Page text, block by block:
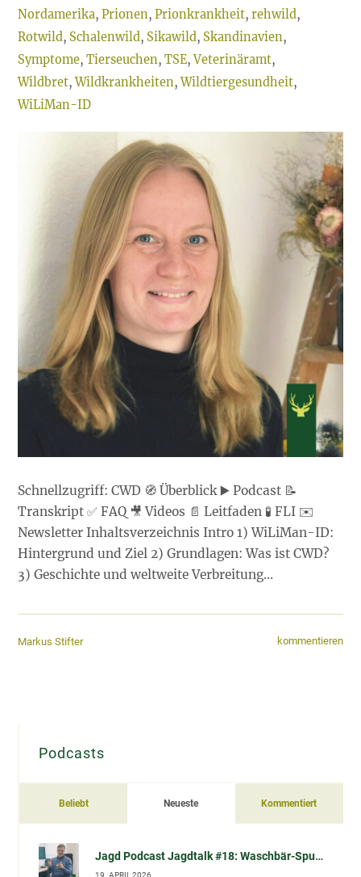
Nordamerika,Prionen,Prionkrankheit,rehwild,
Rotwild, Schalenwild, Sikawild, Skandinavien,
Symptome,Tierseuchen,TSE,Veterinäramt,
Wildbret,Wildkrankheiten,Wildtiergesundheit,
WiLiMan-ID
Schnellzugriff: CWD 🧭 Überblick ▶️ Podcast 📝
Transkript ✅ FAQ 🎥 Videos 📄 Leitfaden 🧪 FLI ✉️
Newsletter Inhaltsverzeichnis Intro 1) WiLiMan-ID:
Hintergrund und Ziel 2) Grundlagen: Was ist CWD?
3) Geschichte und weltweite Verbreitung…
kommentieren
Markus Stifter
Podcasts
Beliebt Neueste Kommentiert
Jagd Podcast Jagdtalk #18: Waschbär-Spulwurm (Baylisascaris procyonis) – Übertragung, Risiko, Vorsorge & Datenlage (im Gespräch mit Prof. Dr. Sven Klimpel)